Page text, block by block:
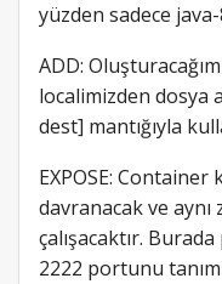
yüzden sadece java-
ADD:
localimizden dosya
dest] mantığıyla
EXPOSE:
davranacak ve
çalışacaktır. Burada
2222 portunu